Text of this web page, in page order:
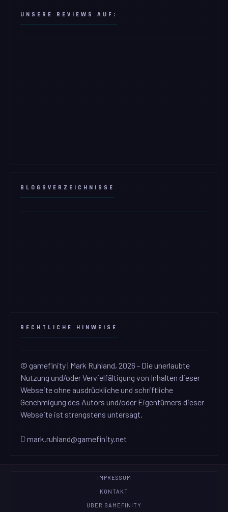
UNSERE REVIEWS AUF:
BLOGSVERZEICHNISSE
RECHTLICHE HINWEISE
© gamefinity | Mark Ruhland, 2026 - Die unerlaubte
Nutzung und/oder Vervielfältigung von Inhalten dieser
Webseite ohne ausdrückliche und schriftliche
Genehmigung des Autors und/oder Eigentümers dieser
Webseite ist strengstens untersagt.
mark.ruhland@gamefinity.net
IMPRESSUM
KONTAKT
ÜBER GAMEFINITY